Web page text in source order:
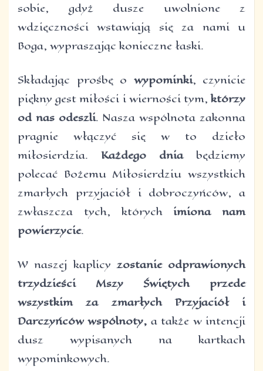
sobie, gdyż dusze uwolnione z
wdzięczności wstawiają się za nami u
Boga, wypraszając konieczne łaski.
Składając prośbę o wypominki, czynicie
piękny gest miłości i wierności tym,którzy
od nas odeszli. Nasza wspólnota zakonna
pragnie włączyć się w to dzieło
miłosierdzia. Każdego dniabędziemy
polecać Bożemu Miłosierdziu wszystkich
zmarłych przyjaciół i dobroczyńców, a
zwłaszcza tych, których imiona nam
powierzycie.
W naszej kaplicyzostanie odprawionych
trzydzieści Mszy Świętych przede
wszystkim za zmarłych Przyjaciół i
Darczyńców wspólnoty, a także w intencji
dusz wypisanych na kartkach
wypominkowych.